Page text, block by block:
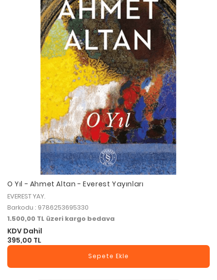
O Yıl - Ahmet Altan - Everest Yayınları
EVEREST YAY.
Barkodu : 9786253695330
1.500,00 TL üzeri kargo bedava
KDV Dahil
395,00 TL
Sepete Ekle